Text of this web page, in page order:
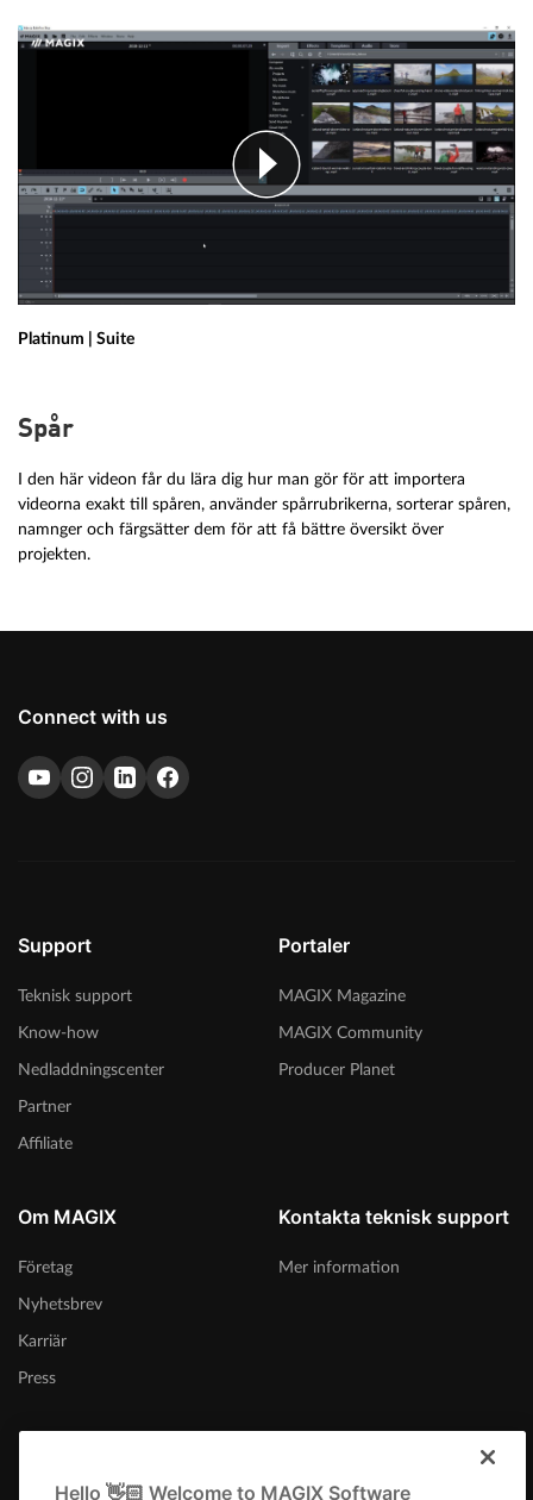
Platinum | Suite
Spår
I den här videon får du lära dig hur man gör för att importera
videorna exakt till spåren, använder spårrubrikerna, sorterar spåren,
namnger och färgsätter dem för att få bättre översikt över
projekten.
Connect with us
Support
Teknisk support
Know-how
Nedladdningscenter
Partner
Affiliate
Portaler
MAGIX Magazine
MAGIX Community
Producer Planet
Om MAGIX
Företag
Nyhetsbrev
Karriär
Press
Kontakta teknisk support
Mer information
Hello 👋🏻 Welcome to MAGIX Software